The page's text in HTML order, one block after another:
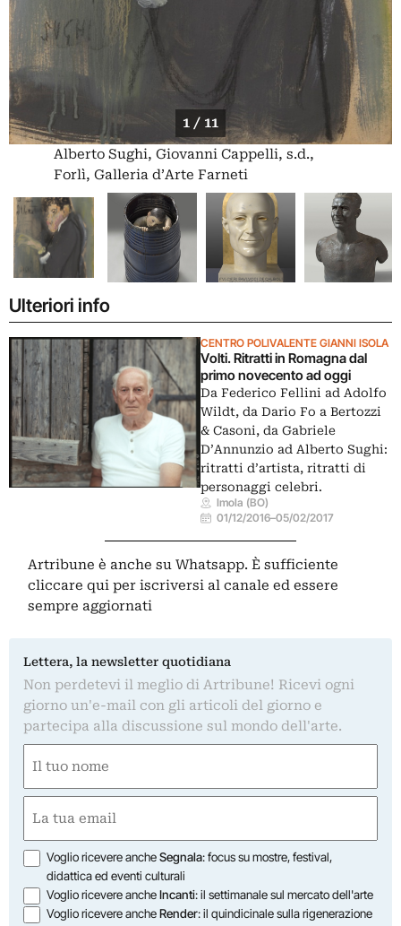
1 / 11
Alberto Sughi, Giovanni Cappelli, s.d.,
Forlì, Galleria d’Arte Farneti
Ulteriori info
CENTRO POLIVALENTE GIANNI ISOLA
Volti. Ritratti in Romagna dal
primo novecento ad oggi
Da Federico Fellini ad Adolfo
Wildt, da Dario Fo a Bertozzi
& Casoni, da Gabriele
D’Annunzio ad Alberto Sughi:
ritratti d’artista, ritratti di
personaggi celebri.
Imola (BO)
01/12/2016–05/02/2017
Artribune è anche su Whatsapp. È sufficiente
cliccare qui per iscriversi al canale ed essere
sempre aggiornati
Lettera, la newsletter quotidiana
Non perdetevi il meglio di Artribune! Ricevi ogni
giorno un'e-mail con gli articoli del giorno e
partecipa alla discussione sul mondo dell'arte.
(Required)
First
(Required)
Opzioni
Voglio ricevere ancheSegnala: focus su mostre, festival,
didattica ed eventi culturali
Voglio ricevere ancheIncanti: il settimanale sul mercato dell'arte
Voglio ricevere ancheRender: il quindicinale sulla rigenerazione